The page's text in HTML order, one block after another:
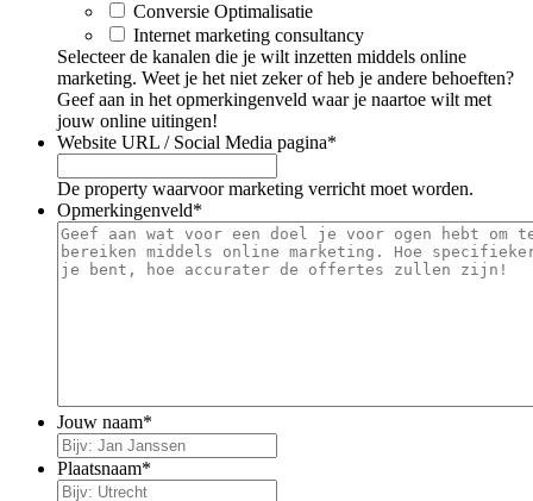
Conversie Optimalisatie
Internet marketing consultancy
Selecteer de kanalen die je wilt inzetten middels online
marketing. Weet je het niet zeker of heb je andere behoeften?
Geef aan in het opmerkingenveld waar je naartoe wilt met
jouw online uitingen!
Website URL / Social Media pagina*
De property waarvoor marketing verricht moet worden.
Opmerkingenveld*
Jouw naam*
Plaatsnaam*